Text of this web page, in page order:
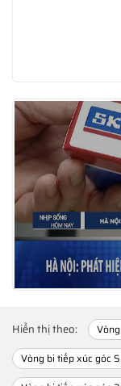
Hiển thị theo:
Vòng bi tiếp xúc góc